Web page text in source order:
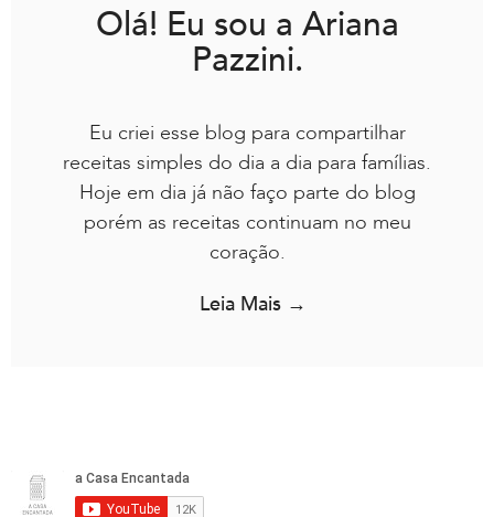
Olá! Eu sou a Ariana
Pazzini.
Eu criei esse blog para compartilhar
receitas simples do dia a dia para famílias.
Hoje em dia já não faço parte do blog
porém as receitas continuam no meu
coração.
Leia Mais →